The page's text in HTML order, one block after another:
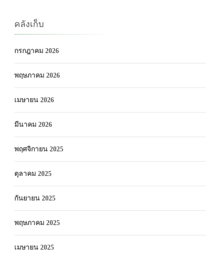
คลังเก็บ
กรกฎาคม 2026
พฤษภาคม 2026
เมษายน 2026
มีนาคม 2026
พฤศจิกายน 2025
ตุลาคม 2025
กันยายน 2025
พฤษภาคม 2025
เมษายน 2025